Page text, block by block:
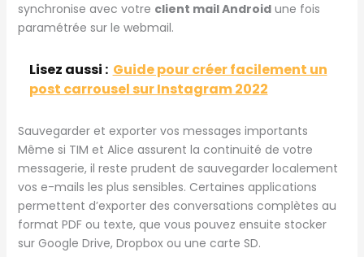
synchronise avec votre client mail Androidune fois
paramétrée sur le webmail.
Lisez aussi : Guide pour créer facilement un
post carrousel sur Instagram 2022
Sauvegarder et exporter vos messages importants
Même si TIM et Alice assurent la continuité de votre
messagerie, il reste prudent de sauvegarder localement
vos e-mails les plus sensibles. Certaines applications
permettent d’exporter des conversations complètes au
format PDF ou texte, que vous pouvez ensuite stocker
sur Google Drive, Dropbox ou une carte SD.